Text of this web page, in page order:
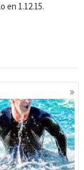
en 1.12.15.